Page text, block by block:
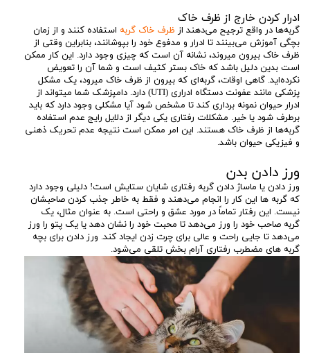
ادرار کردن خارج از ظرف خاک
گربه‌ها در واقع ترجیح می‌دهند از ظرف خاک گربه استفاده کنند و از زمان
بچگی آموزش می‌بینند تا ادرار و مدفوع خود را بپوشانند، بنابراین وقتی از
ظرف خاک بیرون میروند، نشانه آن است که چیزی وجود دارد. این کار ممکن
است بدین دلیل باشد که خاک بستر کثیف است و شما آن را تعویض
نکرده‌اید. گاهی اوقات، گربه‌ای که بیرون از ظرف خاک میرود، یک مشکل
پزشکی مانند عفونت دستگاه ادراری (UTI) دارد. دامپزشک شما میتواند از
ادرار حیوان نمونه برداری کند تا مشخص شود آیا مشکلی وجود دارد که باید
برطرف شود یا خیر. مشکلات رفتاری یکی دیگر از دلایل رایج عدم استفاده
گربه‌ها از ظرف خاک هستند. این امر ممکن است نتیجه عدم تحریک ذهنی
و فیزیکی حیوان باشد.
ورز دادن بدن
ورز دادن یا ماساژ دادن گربه رفتاری شایان ستایش است! دلیلی وجود دارد
که گربه ها این کار را انجام می‌دهند و فقط به خاطر جذب کردن صاحبشان
نیست. این رفتار تماماً در مورد عشق و راحتی است. به عنوان مثال، یک
گربه صاحب خود را ورز می‌دهد تا محبت خود را نشان دهد یا یک پتو را ورز
می‌دهد تا جایی راحت و عالی برای چرت زدن ایجاد کند. ورز دادن برای بچه
گربه های مضطرب رفتاری آرام بخش تلقی می‌شود.